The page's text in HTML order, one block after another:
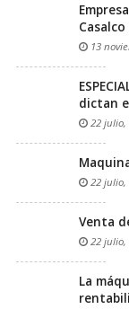
Casalco
13
dictan
22 julio,
22 julio,
Venta
22 julio,
La